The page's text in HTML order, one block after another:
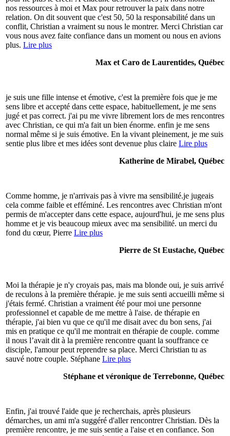
nos ressources à moi et Max pour retrouver la paix dans notre
relation. On dit souvent que c'est 50, 50 la responsabilité dans un
conflit, Christian a vraiment su nous le montrer. Merci Christian car
vous nous avez faite confiance dans un moment ou nous en avions
plus. Lire plus
Max et Caro de Laurentides, Québec
je suis une fille intense et émotive, c'est la première fois que je me
sens libre et accepté dans cette espace, habituellement, je me sens
jugé et pas correct. j'ai pu me vivre librement lors de mes rencontres
avec Christian, ce qui m'a fait un bien énorme. enfin je me sens
normal même si je suis émotive. En la vivant pleinement, je me suis
sentie plus libre et mes idées sont devenue plus claire Lire plus
Katherine de Mirabel, Québec
Comme homme, je n'arrivais pas à vivre ma sensibilité.je jugeais
cela comme faible et efféminé. Les rencontres avec Christian m'ont
permis de m'accepter dans cette espace, aujourd'hui, je me sens plus
homme et je vis beaucoup mieux avec ma sensibilité. un merci du
fond du cœur, Pierre Lire plus
Pierre de St Eustache, Québec
Moi la thérapie je n'y croyais pas, mais ma blonde oui, je suis arrivé
de reculons à la première thérapie. je me suis senti accueilli même si
j'étais fermé. Christian a vraiment été pour moi une personne
professionnel et capable de me mettre à l'aise. de thérapie en
thérapie, j'ai bien vu que ce qu'il me disait avec du bon sens, j'ai
mis en pratique ce qu'il me montrait en thérapie de couple. comme
il nous l’avait dit à la première rencontre quant la souffrance ce
disciple, l'amour peut reprendre sa place. Merci Christian tu as
sauvé notre couple. Stéphane Lire plus
Stéphane et véronique de Terrebonne, Québec
Enfin, j'ai trouvé l'aide que je recherchais, après plusieurs
démarches, un ami m'a suggéré d'aller rencontrer Christian. Dès la
première rencontre, je me suis sentie a l'aise et en confiance. Son